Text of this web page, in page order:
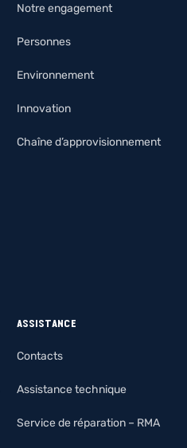
Notre engagement
Personnes
Environnement
Innovation
Chaîne d’approvisionnement
ASSISTANCE
Contacts
Assistance technique
Service de réparation – RMA